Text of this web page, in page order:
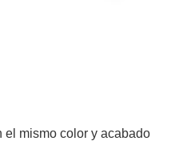
el mismo color y acabado